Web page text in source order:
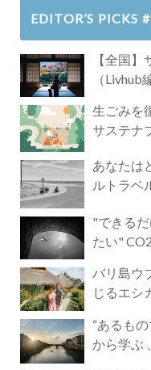
EDITOR’S PICKS
【全国
（Livhub
生ごみを
サステナ
あなたはどう旅す
ルトラベ
"できる
たい"
バリ島ウ
じるエシ
“あるも
から学ぶ